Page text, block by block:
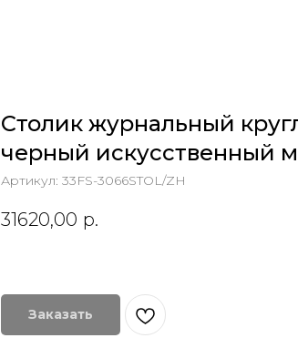
Столик журнальный
черный искусственный
Артикул: 33FS-3066STOL/ZH
31620,00 р.
Заказать